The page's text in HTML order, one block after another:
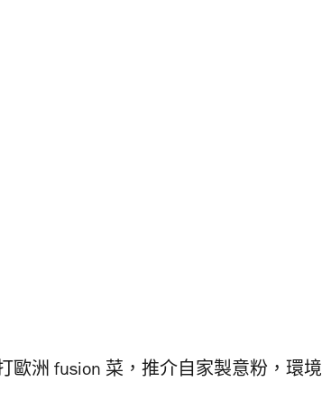
歐洲 fusion 菜，推介 自家製意粉， 環境